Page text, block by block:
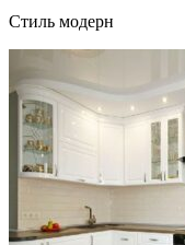
Стиль модерн